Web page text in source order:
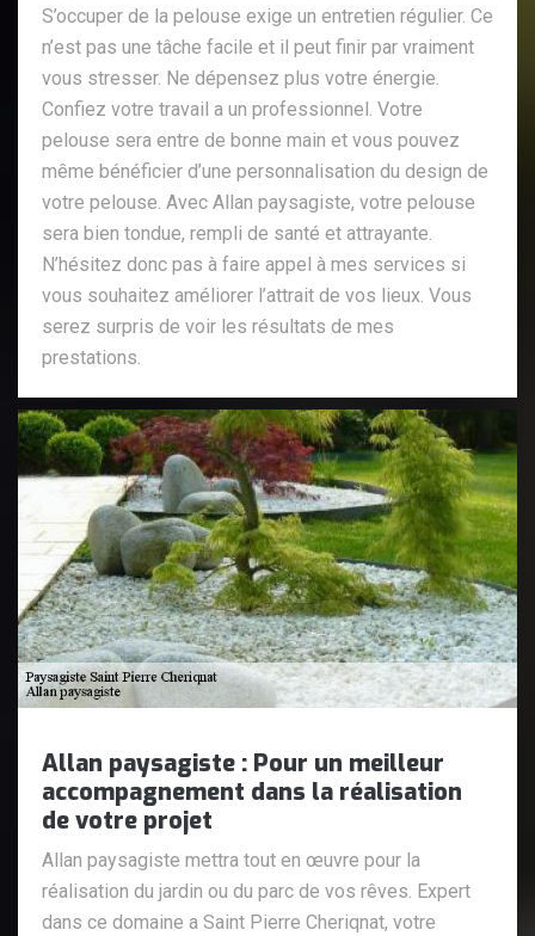
S’occuper de la pelouse exige un entretien régulier. Ce
n’est pas une tâche facile et il peut finir par vraiment
vous stresser. Ne dépensez plus votre énergie.
Confiez votre travail a un professionnel. Votre
pelouse sera entre de bonne main et vous pouvez
même bénéficier d’une personnalisation du design de
votre pelouse. Avec Allan paysagiste, votre pelouse
sera bien tondue, rempli de santé et attrayante.
N’hésitez donc pas à faire appel à mes services si
vous souhaitez améliorer l’attrait de vos lieux. Vous
serez surpris de voir les résultats de mes
prestations.
Allan paysagiste : Pour un meilleur
accompagnement dans la réalisation
de votre projet
Allan paysagiste mettra tout en œuvre pour la
réalisation du jardin ou du parc de vos rêves. Expert
dans ce domaine a Saint Pierre Cheriqnat, votre